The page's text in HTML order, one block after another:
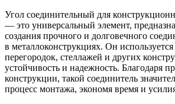
Угол соединительный для
— это универсальный элемент,
создания прочного и долговечного
в металлоконструкциях. Он используется
перегородок, стеллажей и других
устойчивость и надежность. Благодаря
конструкции, такой соединитель
процесс монтажа, экономя время и